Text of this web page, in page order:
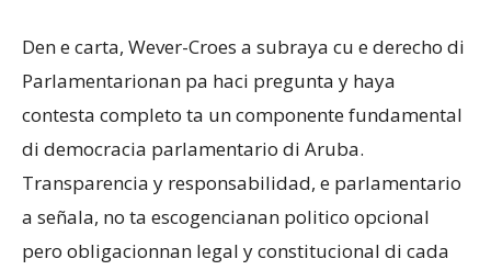
Den e carta, Wever-Croes a subraya cu e derecho di
Parlamentarionan pa haci pregunta y haya
contesta completo ta un componente fundamental
di democracia parlamentario di Aruba.
Transparencia y responsabilidad, e parlamentario
a señala, no ta escogencianan politico opcional
pero obligacionnan legal y constitucional di cada